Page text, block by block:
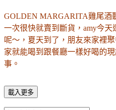
GOLDEN MARGARITA雞尾酒
一次很快就賣到斷貨，amy今
呢～，夏天到了，朋友來家裡
家就能喝到跟餐廳一樣好喝的
事。
載入更多